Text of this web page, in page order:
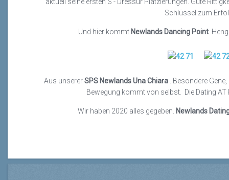
Schlüssel zum
Und hier kommt Newlands Dancing Point
Aus unsererSPS Newlands Una Chiara . Besondere
Bewegung kommt von selbst. Die Dating
Wir haben 2020 alles gegeben. Newlands